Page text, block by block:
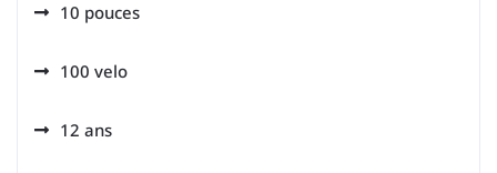
10 pouces
100 velo
12 ans